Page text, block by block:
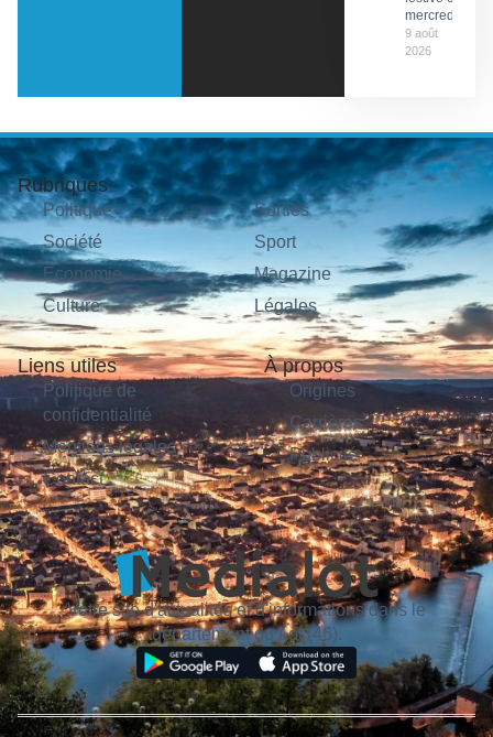
mercredi
9 août
2026
Rubriques
Politique
Société
Économie
Culture
Sorties
Sport
Magazine
Légales
Liens utiles
Politique de
confidentialité
Mentions légales
Contact
À propos
Origines
Carrières
Publicité
Votre site d'actualités et d'informations dans le
département du Lot (46).